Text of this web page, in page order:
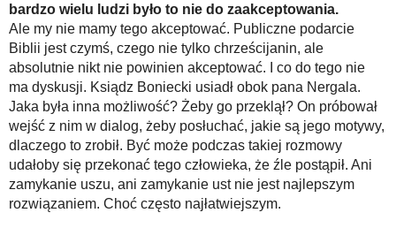
bardzo wielu ludzi było to nie do zaakceptowania.
Ale my nie mamy tego akceptować. Publiczne podarcie
Biblii jest czymś, czego nie tylko chrześcijanin, ale
absolutnie nikt nie powinien akceptować. I co do tego nie
ma dyskusji. Ksiądz Boniecki usiadł obok pana Nergala.
Jaka była inna możliwość? Żeby go przeklął? On próbował
wejść z nim w dialog, żeby posłuchać, jakie są jego motywy,
dlaczego to zrobił. Być może podczas takiej rozmowy
udałoby się przekonać tego człowieka, że źle postąpił. Ani
zamykanie uszu, ani zamykanie ust nie jest najlepszym
rozwiązaniem. Choć często najłatwiejszym.